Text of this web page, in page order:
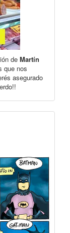
de Martín
que nos
asegurado